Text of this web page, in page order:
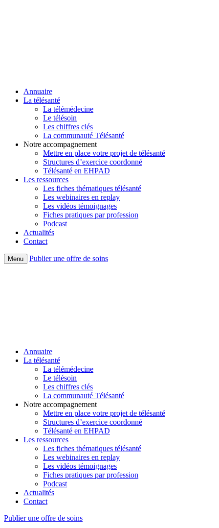
Annuaire
La télésanté
La télémédecine
Le télésoin
Les chiffres clés
La communauté Télésanté
Notre accompagnement
Mettre en place votre projet de télésanté
Structures d’exercice coordonné
Télésanté en EHPAD
Les ressources
Les fiches thématiques télésanté
Les webinaires en replay
Les vidéos témoignages
Fiches pratiques par profession
Podcast
Actualités
Contact
Menu Publier une offre de soins
Annuaire
La télésanté
La télémédecine
Le télésoin
Les chiffres clés
La communauté Télésanté
Notre accompagnement
Mettre en place votre projet de télésanté
Structures d’exercice coordonné
Télésanté en EHPAD
Les ressources
Les fiches thématiques télésanté
Les webinaires en replay
Les vidéos témoignages
Fiches pratiques par profession
Podcast
Actualités
Contact
Publier une offre de soins